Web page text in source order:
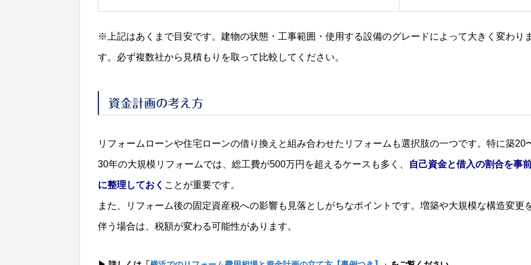
※上記はあくまで目安です。建物の状態・工事範囲・使用する設備のグレードによって大きく変わりま
す。必ず複数社から見積もりを取って比較してください。
資金計画の考え方
リフォームローンや住宅ローンの借り換えと組み合わせたリフォームも選択肢の一つです。特に築20
30年の大規模リフォームでは、総工費が500万円を超えるケースも多く、 自己資金と借入の割合を事
に整理しておく ことが重要です。
また、リフォーム後の固定資産税への影響も見落としがちなポイントです。増築や大規模な構造変更
伴う場合は、税額が変わる可能性があります。